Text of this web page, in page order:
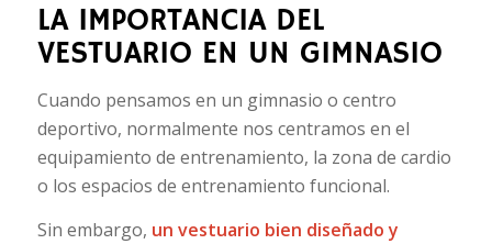
LA IMPORTANCIA DEL
VESTUARIO EN UN GIMNASIO
Cuando pensamos en un gimnasio o centro
deportivo, normalmente nos centramos en el
equipamiento de entrenamiento, la zona de cardio
o los espacios de entrenamiento funcional.
Sin embargo, un vestuario bien diseñado y